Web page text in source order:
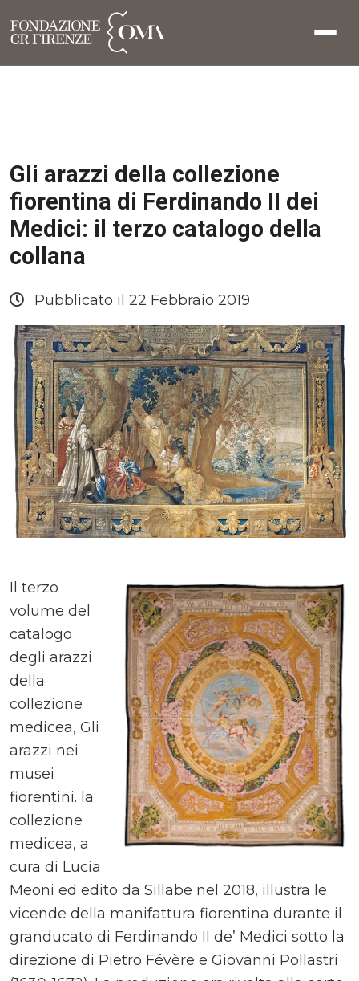
Gli arazzi della collezione
fiorentina di Ferdinando II dei
Medici: il terzo catalogo della
collana
Pubblicato il 22 Febbraio 2019
Il terzo
volume del
catalogo
degli arazzi
della
collezione
medicea, Gli
arazzi nei
musei
fiorentini. la
collezione
medicea, a
cura di Lucia
Meoni ed edito da Sillabe nel 2018, illustra le
vicende della manifattura fiorentina durante il
granducato di Ferdinando II de’ Medici sotto la
direzione di Pietro Févère e Giovanni Pollastri